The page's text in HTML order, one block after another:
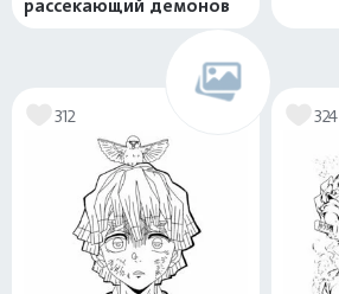
рассекающий демонов
312 324